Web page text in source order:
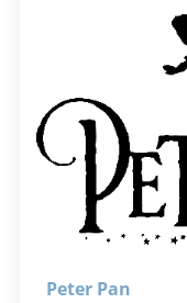
Peter Pan